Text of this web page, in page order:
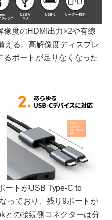
度のHDMI出力×2や有線
える。高解像度ディスプレ
るポートが足りなくなった
ートがUSB Type-C to
っており、残り9ポートが
との接続側コネクターは分